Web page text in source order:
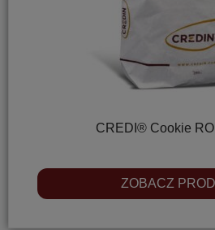
CREDI® Cookie
ZOBACZ